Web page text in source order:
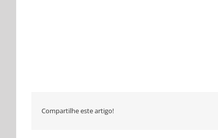
Compartilhe este artigo!